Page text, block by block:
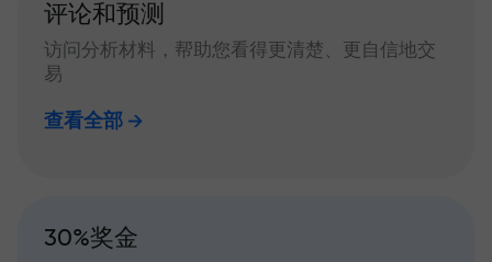
评论和预测
访问分析材料，帮助您看得更清楚、更自信地交
易
查看全部
30%奖金